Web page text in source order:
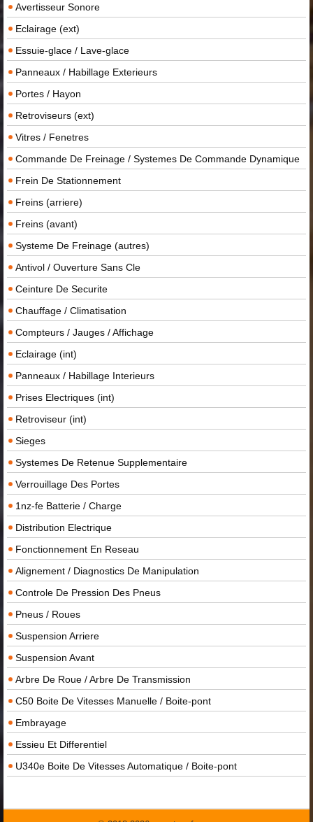
Avertisseur Sonore
Eclairage (ext)
Essuie-glace / Lave-glace
Panneaux / Habillage Exterieurs
Portes / Hayon
Retroviseurs (ext)
Vitres / Fenetres
Commande De Freinage / Systemes De Commande Dynamique
Frein De Stationnement
Freins (arriere)
Freins (avant)
Systeme De Freinage (autres)
Antivol / Ouverture Sans Cle
Ceinture De Securite
Chauffage / Climatisation
Compteurs / Jauges / Affichage
Eclairage (int)
Panneaux / Habillage Interieurs
Prises Electriques (int)
Retroviseur (int)
Sieges
Systemes De Retenue Supplementaire
Verrouillage Des Portes
1nz-fe Batterie / Charge
Distribution Electrique
Fonctionnement En Reseau
Alignement / Diagnostics De Manipulation
Controle De Pression Des Pneus
Pneus / Roues
Suspension Arriere
Suspension Avant
Arbre De Roue / Arbre De Transmission
C50 Boite De Vitesses Manuelle / Boite-pont
Embrayage
Essieu Et Differentiel
U340e Boite De Vitesses Automatique / Boite-pont